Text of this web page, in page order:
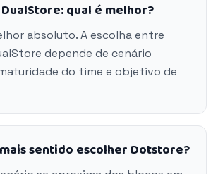
qual é melhor?
absoluto. A escolha entre
depende de cenário
do time e objetivo de
sentido escolher Dotstore?